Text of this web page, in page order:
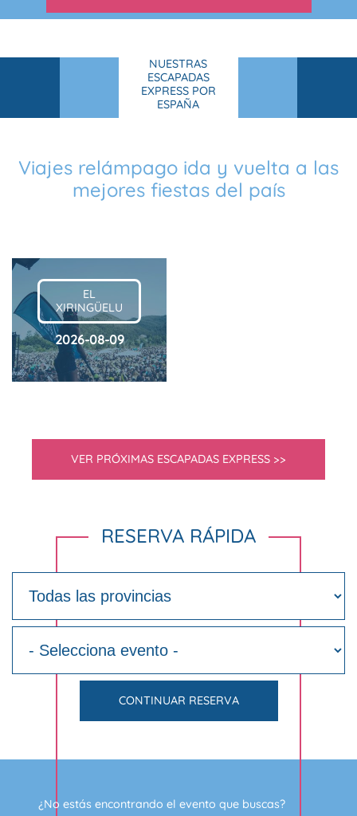
NUESTRAS
ESCAPADAS
EXPRESS POR
ESPAÑA
Viajes relámpago ida y vuelta a las
mejores fiestas del país
EL
XIRINGÜELU
2026-08-09
VER PRÓXIMAS ESCAPADAS EXPRESS >>
RESERVA RÁPIDA
CONTINUAR RESERVA
¿No estás encontrando el evento que buscas?